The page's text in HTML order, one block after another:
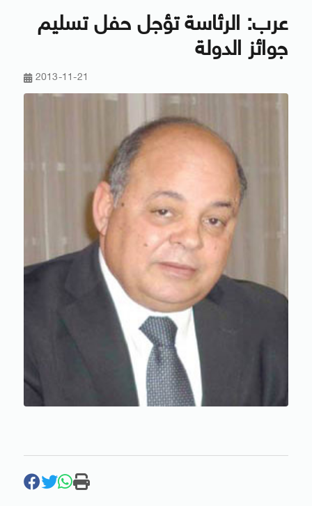
عرب: الرئاسة تؤجل حفل تسليم
جوائز الدولة
2013-11-21